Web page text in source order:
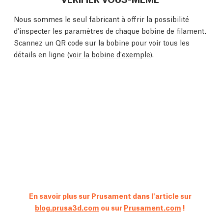
Nous sommes le seul fabricant à offrir la possibilité
d'inspecter les paramètres de chaque bobine de filament.
Scannez un QR code sur la bobine pour voir tous les
détails en ligne (voir la bobine d'exemple).
En savoir plus sur Prusament dans l'article sur
blog.prusa3d.com ou sur Prusament.com !